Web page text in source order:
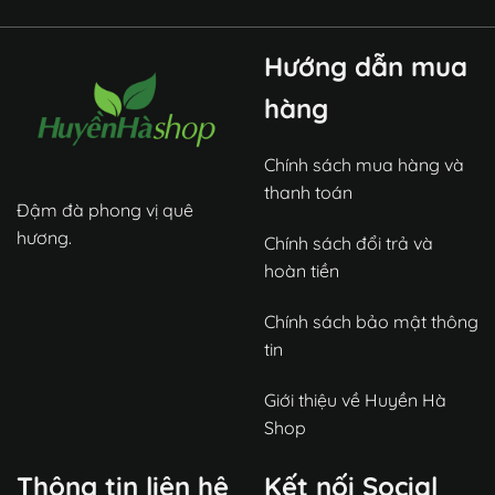
Đậm đà phong vị quê
hương.
Hướng dẫn mua
hàng
Chính sách mua hàng và
thanh toán
Chính sách đổi trả và
hoàn tiền
Chính sách bảo mật thông
tin
Giới thiệu về Huyền Hà
Shop
Thông tin liên hệ Kết nối Social